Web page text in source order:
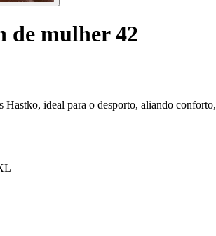
de mulher 42
Hastko, ideal para o desporto, aliando